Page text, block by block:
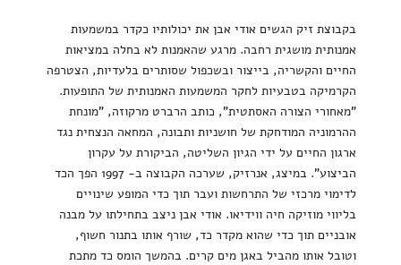
בקבוצת זיק הגשים אודי אבן את יכולותיו כקדר במשמעות
אמנותית מושגית רחבה. מרגע שהאמנות לא בחלה במציאות
החיים והקשריה, בייצור ובשכפול שסותרים בלעדיות, הצטרפה
הקרמיקה בטבעיות לחקר המשמעות האמנותית של התופעות.
"מאחורי הצורה האסתטית", כותב הרברט מרקוזה, "מונחת
ההרמוניה המודחקת של חושניות ותבונה, המחאה הנצחית נגד
ארגון החיים על ידי הגיון השליטה, הביקורת על עקרון
הביצוע". במיצג, אנרזיק, שערכה הקבוצה ב- 1997 הפך הכד
לדימוי מרכזי של התרחשות ועבר תוך כדי המופע שינויים
בליווי מוזיקה חיה ווידיאו. אודי אבן ניצב בתחילתו על מבנה
אובניים תוך כדי שהוא מקדר כד, שורף אותו בתנור חשוף,
וטובל אותו מהביל באגן מים קרים. בהמשך הומס כד מתכת